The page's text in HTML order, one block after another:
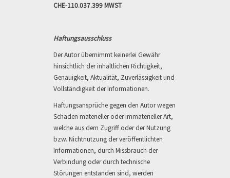
CHE-110.037.399 MWST
Haftungsausschluss
Der Autor übernimmt keinerlei Gewähr
hinsichtlich der inhaltlichen Richtigkeit,
Genauigkeit, Aktualität, Zuverlässigkeit und
Vollständigkeit der Informationen.
Haftungsansprüche gegen den Autor wegen
Schäden materieller oder immaterieller Art,
welche aus dem Zugriff oder der Nutzung
bzw. Nichtnutzung der veröffentlichten
Informationen, durch Missbrauch der
Verbindung oder durch technische
Störungen entstanden sind, werden